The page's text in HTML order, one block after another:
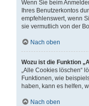
Wenn Sie beim
Ihres Benutzerkontos
empfehlenswert, wenn
sie vermutlich von der
Nach oben
Wozu ist die Funktion
„Alle Cookies löschen“
Funktionen, wie
haben, kann es helfen,
Nach oben